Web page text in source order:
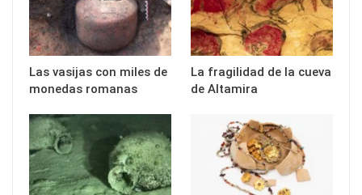
Las vasijas con miles de
monedas romanas
La fragilidad de la cueva
de Altamira